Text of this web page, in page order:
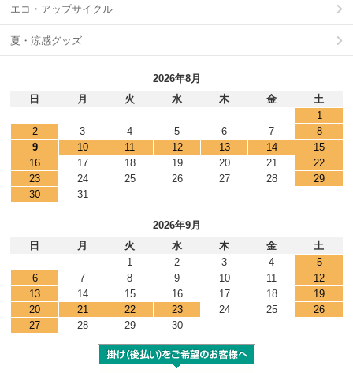
エコ・アップサイクル
夏・涼感グッズ
2026年8月
日
月 火 水 木 金
土
1
2
3 4 5 6 7
8
9
10 11 12 13 14
15
16
17 18 19 20 21
22
23
24 25 26 27 28
29
30
31
2026年9月
日
月 火 水 木 金
土
1
2 3 4
5
6
7 8 9 10 11
12
13
14 15 16 17 18
19
20
21 22 23 24 25
26
27
28 29 30